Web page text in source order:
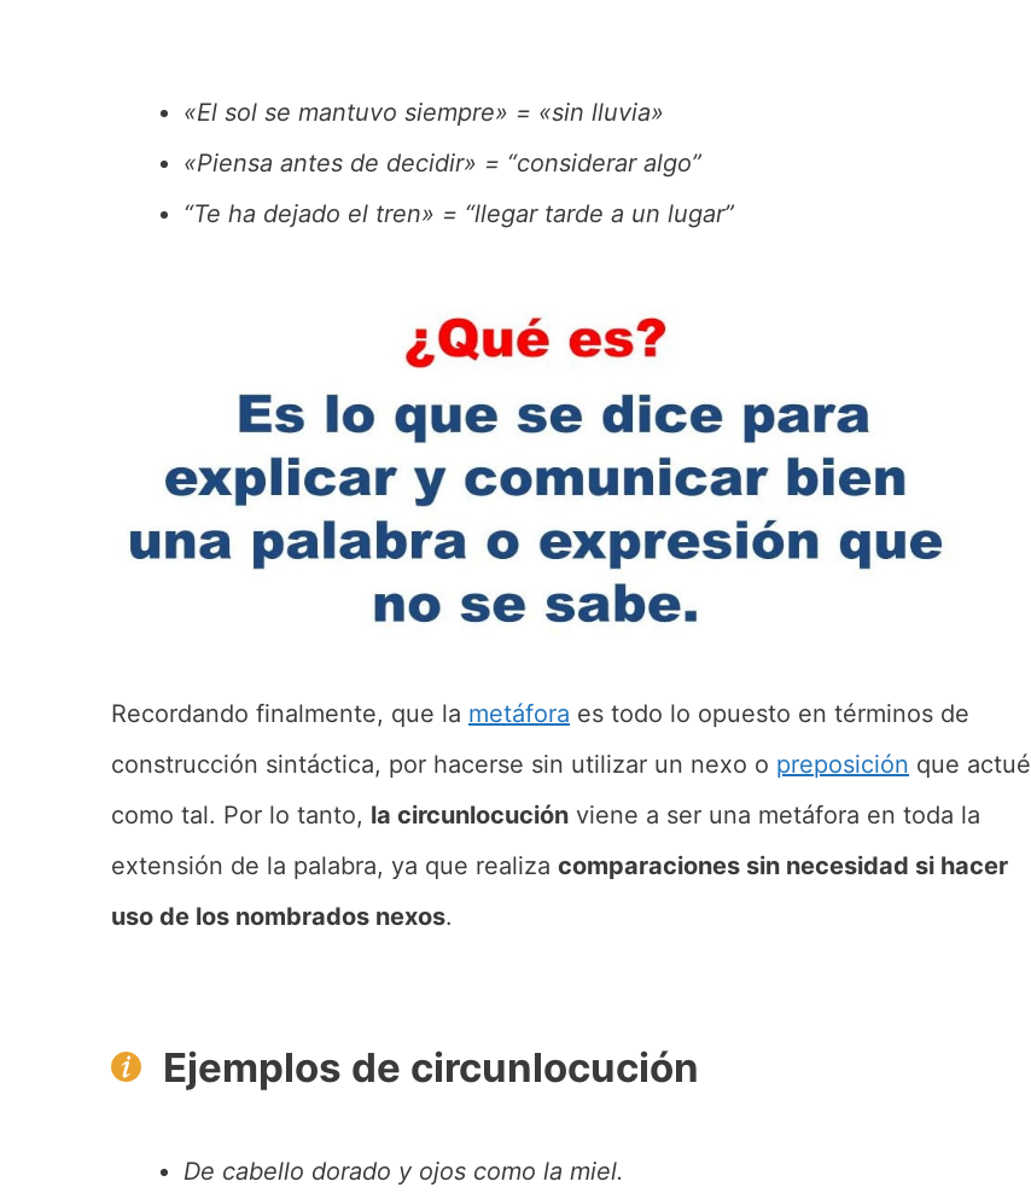
«El sol se mantuvo siempre» = «sin lluvia»
«Piensa antes de decidir» = “considerar algo”
“Te ha dejado el tren» = “llegar tarde a un lugar”
Recordando finalmente, que la metáfora es todo lo opuesto en términos de
construcción sintáctica, por hacerse sin utilizar un nexo o preposición que actué
como tal. Por lo tanto, la circunlocución viene a ser una metáfora en toda la
extensión de la palabra, ya que realiza comparaciones sin necesidad si hacer
uso de los nombrados nexos.
Ejemplos de circunlocución
De cabello dorado y ojos como la miel.